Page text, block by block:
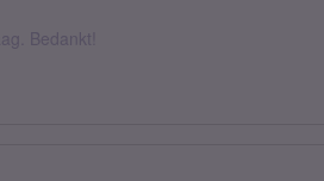
Bedankt!